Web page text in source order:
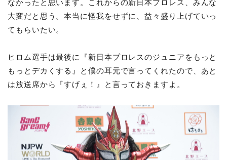
なかったと思います。これからの新日本プロレス、みんな
大変だと思う。本当に怪我をせずに、益々盛り上げていっ
てもらいたい。
ヒロム選手は最後に『新日本プロレスのジュニアをもっと
もっとデカくする』と僕の耳元で言ってくれたので、あと
は放送席から『すげぇ！』と言っておきますよ。